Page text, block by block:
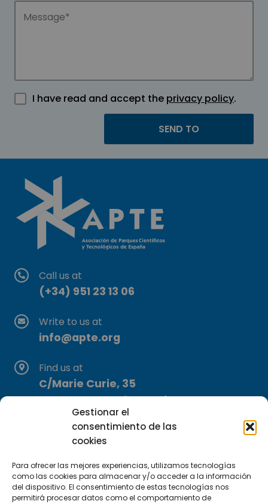
Gestionar el
consentimiento de las
cookies
Para ofrecer las mejores experiencias, utilizamos tecnologías
como las cookies para almacenar y/o acceder a la información
del dispositivo. El consentimiento de estas tecnologías nos
permitirá procesar datos como el comportamiento de
I have read and accept the privacy policy.
Call us at
(+34) 951 23 13 06
Write to us at
info@apte.org
Find us at
C/Marie Curie, 35
29590 Campanillas, Málaga
Subscribe to our Newsletter